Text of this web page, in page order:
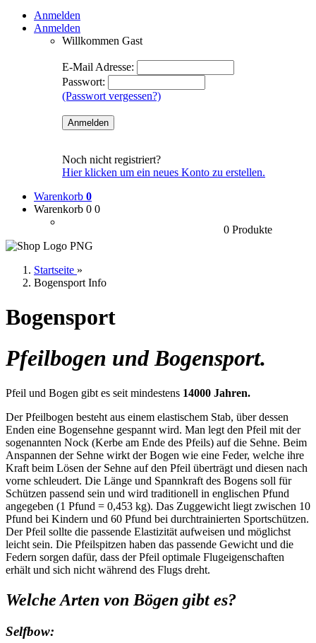
Anmelden
Anmelden
Willkommen Gast
E-Mail Adresse:
Passwort:
(Passwort vergessen?)
Noch nicht registriert?
Hier klicken um ein neues Konto zu erstellen.
Warenkorb 0
Warenkorb 0 0
0 Produkte
Startseite »
Bogensport Info
Bogensport
Pfeilbogen und Bogensport.
Pfeil und Bogen gibt es seit mindestens 14000 Jahren.
Der Pfeilbogen besteht aus einem elastischem Stab, über dessen
Enden eine Bogensehne gespannt wird. Man legt den Pfeil mit der
sogenannten Nock (Kerbe am Ende des Pfeils) auf die Sehne. Beim
Anspannen der Sehne wirkt der Bogen wie eine Feder, welche ihre
Kraft beim Lösen der Sehne auf den Pfeil überträgt und diesen nach
vorne schleudert. Die Länge und Spannkraft des Bogens soll für
Schützen passend sein und wird traditionell in englischen Pfund
angegeben (1 Pfund = 0,453 kg). Das Zuggewicht liegt zwischen 10
Pfund bei Kindern und 60 Pfund bei durchtrainierten Sportschützen.
Der Pfeil sollte die passende Elastizität aufweisen und möglichst
leicht sein. Die Pfeilspitzen haben das passende Gewicht und die
Federn sorgen dafür, dass der Pfeil optimale Flugeigenschaften
erhält und sich nicht während des Flugs dreht.
Welche Arten von Bögen gibt es?
Selfbow: